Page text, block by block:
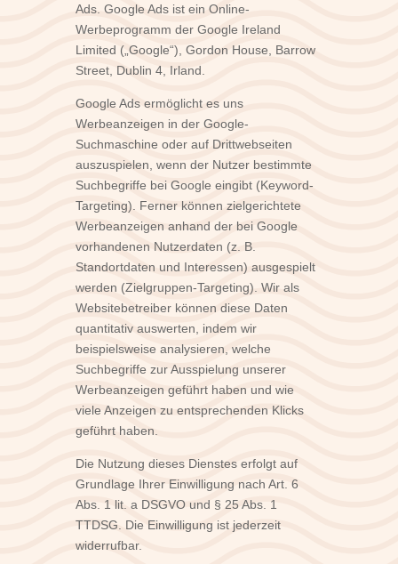
Ads. Google Ads ist ein Online-
Werbeprogramm der Google Ireland
Limited („Google“), Gordon House, Barrow
Street, Dublin 4, Irland.
Google Ads ermöglicht es uns
Werbeanzeigen in der Google-
Suchmaschine oder auf Drittwebseiten
auszuspielen, wenn der Nutzer bestimmte
Suchbegriffe bei Google eingibt (Keyword-
Targeting). Ferner können zielgerichtete
Werbeanzeigen anhand der bei Google
vorhandenen Nutzerdaten (z. B.
Standortdaten und Interessen) ausgespielt
werden (Zielgruppen-Targeting). Wir als
Websitebetreiber können diese Daten
quantitativ auswerten, indem wir
beispielsweise analysieren, welche
Suchbegriffe zur Ausspielung unserer
Werbeanzeigen geführt haben und wie
viele Anzeigen zu entsprechenden Klicks
geführt haben.
Die Nutzung dieses Dienstes erfolgt auf
Grundlage Ihrer Einwilligung nach Art. 6
Abs. 1 lit. a DSGVO und § 25 Abs. 1
TTDSG. Die Einwilligung ist jederzeit
widerrufbar.